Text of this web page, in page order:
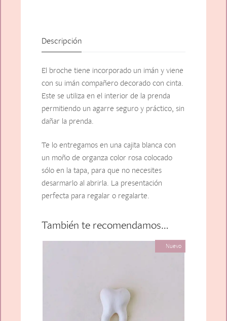
Descripción
El broche tiene incorporado un imán y viene
con su imán compañero decorado con cinta.
Este se utiliza en el interior de la prenda
permitiendo un agarre seguro y práctico, sin
dañar la prenda.
Te lo entregamos en una cajita blanca con
un moño de organza color rosa colocado
sólo en la tapa, para que no necesites
desarmarlo al abrirla. La presentación
perfecta para regalar o regalarte.
También te recomendamos…
Nuevo